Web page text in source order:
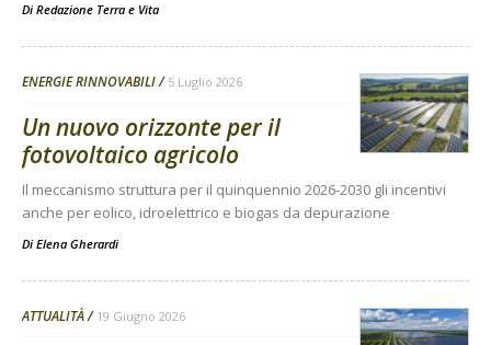
Di Redazione Terra e Vita
ENERGIE RINNOVABILI 5 Luglio 2026
Un nuovo orizzonte per il
fotovoltaico agricolo
Il meccanismo struttura per il quinquennio 2026-2030 gli incentivi
anche per eolico, idroelettrico e biogas da depurazione
Di Elena Gherardi
ATTUALITÀ 19 Giugno 2026